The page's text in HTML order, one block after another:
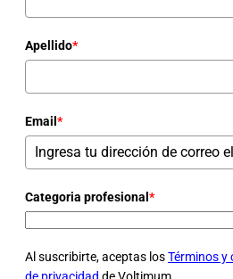
Apellido*
Email *
Categoria profesional *
Al suscribirte, aceptas losTérminos y